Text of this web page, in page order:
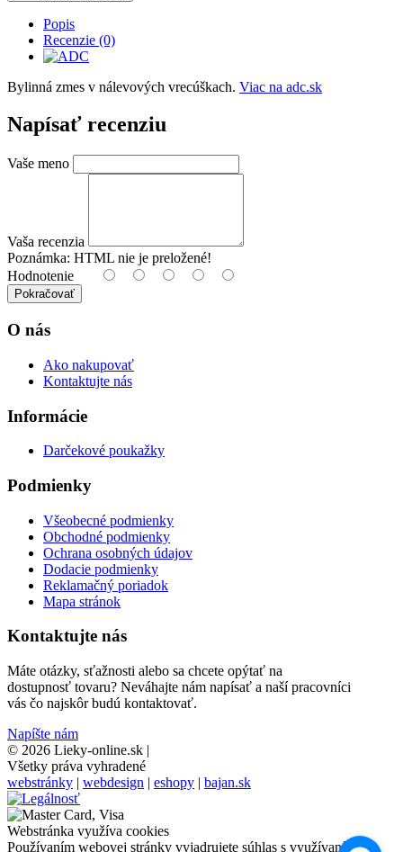
Popis
Recenzie (0)
Bylinná zmes v nálevových vrecúškach. Viac na adc.sk
Napísať recenziu
Vaše meno
Vaša recenzia
Poznámka: HTML nie je preložené!
Hodnotenie
Pokračovať
O nás
Ako nakupovať
Kontaktujte nás
Informácie
Darčekové poukažky
Podmienky
Všeobecné podmienky
Obchodné podmienky
Ochrana osobných údajov
Dodacie podmienky
Reklamačný poriadok
Mapa stránok
Kontaktujte nás
Máte otázky, sťažnosti alebo sa chcete opýtať na
dostupnosť tovaru? Neváhajte nám napísať a naší pracovníci
vás čo najskôr budú kontaktovať.
Napíšte nám
© 2026 Lieky-online.sk |
Všetky práva vyhradené
webstránky | webdesign | eshopy | bajan.sk
Webstránka využíva cookies
Používaním webovej stránky vyjadrujete súhlas s využívaním